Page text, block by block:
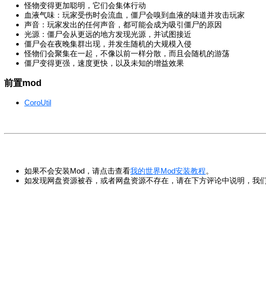
怪物变得更加聪明，它们会集体行动
血液气味：玩家受伤时会流血，僵尸会嗅到血液的味道并攻击玩家
声音：玩家发出的任何声音，都可能会成为吸引僵尸的原因
光源：僵尸会从更远的地方发现光源，并试图接近
僵尸会在夜晚集群出现，并发生随机的大规模入侵
怪物们会聚集在一起，不像以前一样分散，而且会随机的游荡
僵尸变得更强，速度更快，以及未知的增益效果
前置mod
CoroUtil
如果不会安装Mod，请点击查看我的世界Mod安装教程。
如发现网盘资源被吞，或者网盘资源不存在，请在下方评论中说明，我